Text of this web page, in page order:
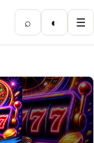
⌕ ◐ ☰